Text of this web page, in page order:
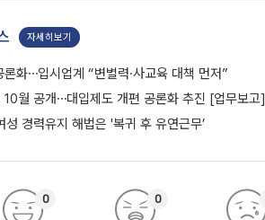
자세히보기
론화⋯입시업계 “변별력·사교육 대책 먼저”
10월 공개⋯대입제도 개편 공론화 추진 [업무보고]
경력유지 해법은 '복귀 후 유연근무’
0 0